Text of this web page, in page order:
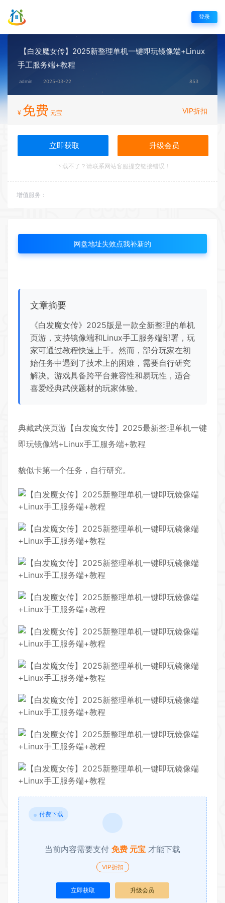
登录
【白发魔女传】2025新整理单机一键即玩镜像端+Linux
手工服务端+教程
admin 2025-03-22 853
¥ 免费 元宝 VIP折扣
立即获取 升级会员
下载不了？请联系网站客服提交链接错误！
增值服务：
网盘地址失效点我补新的
文章摘要
《白发魔女传》2025版是一款全新整理的单机
页游，支持镜像端和Linux手工服务端部署，玩
家可通过教程快速上手。然而，部分玩家在初
始任务中遇到了技术上的困难，需要自行研究
解决。游戏具备跨平台兼容性和易玩性，适合
喜爱经典武侠题材的玩家体验。
典藏武侠页游【白发魔女传】2025最新整理单机一键
即玩镜像端+Linux手工服务端+教程
貌似卡第一个任务，自行研究。
付费下载
当前内容需要支付 免费 元宝 才能下载
VIP折扣
立即获取 升级会员